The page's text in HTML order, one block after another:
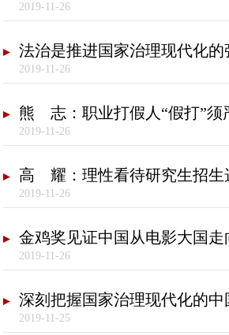
2019-11-26
法治是推进国家治理现代化的
2019-11-26
熊 志：职业打假人“假打”须
2019-11-26
高 耀：理性看待研究生招生
2019-11-26
金鸡奖见证中国从电影大国走
2019-11-26
深刻把握国家治理现代化的中
2019-11-25